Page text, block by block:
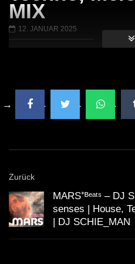
Techno Mix December 2023
ANDATA | Adam Beyer |
Schumacher | Space 92 |
HI-LO
MIX
12. JANUAR 2025
Zurück
MARS⁺ᴮᵉᵃᵗˢ –
senses | House,
| DJ SCHIE_MAN